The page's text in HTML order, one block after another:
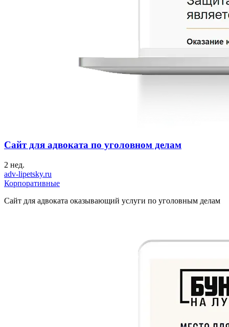
Сайт для адвоката по уголовном делам
2 нед.
adv-lipetsky.ru
Корпоративные
Сайт для адвоката оказывающий услуги по уголовным делам